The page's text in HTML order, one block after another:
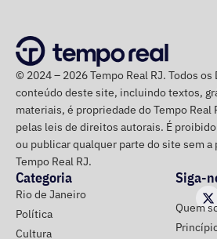
campanha ou conjunto de dados.
No julgamento definitivo, o
remoção permanente dos
ilícitos, a desativação das contas
falsas ou utilizadas continuamente
exclusão de cópias idênticas das
A ação também busca obrigar os
correções ou retratações por pelo
ressarcir os custos que a prefeitura
© 2024 – 2026 Tempo Real RJ. Todos
conteúdo deste site, incluindo textos,
materiais, é propriedade do Tempo Real
pelas leis de direitos autorais. É
ou publicar qualquer parte do site sem a
Tempo Real RJ.
Categoria
Rio de Janeiro
Política
Cultura
Siga-
Quem